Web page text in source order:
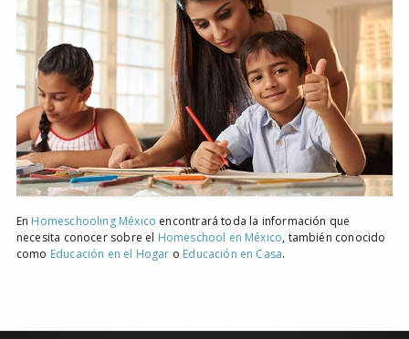
En Homeschooling México encontrará toda la información que
necesita conocer sobre el Homeschool en México, también conocido
como Educación en el Hogar o Educación en Casa.